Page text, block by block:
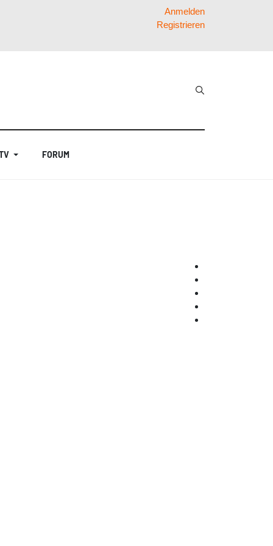
Anmelden
Registrieren
FORUM